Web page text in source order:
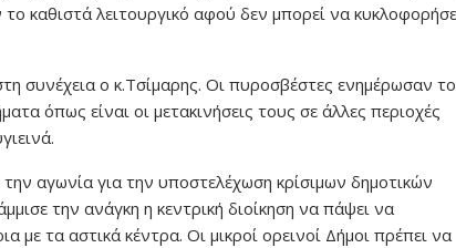
καθιστά λειτουργικό αφού δεν μπορεί να
συνέχεια ο κ.Τσίμαρης. Οι πυροσβέστες ενημέρωσαν
όπως είναι οι μετακινήσεις τους σε άλλες περιοχές
αγωνία για την υποστελέχωση κρίσιμων δημοτικών
την ανάγκη η κεντρική διοίκηση να πάψει να
με τα αστικά κέντρα. Οι μικροί ορεινοί Δήμοι πρέπει να